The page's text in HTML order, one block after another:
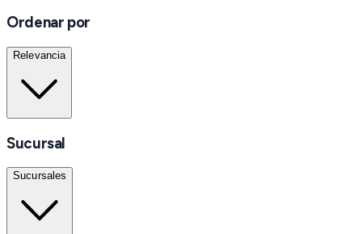
Ordenar por
Relevancia
Sucursal
Sucursales